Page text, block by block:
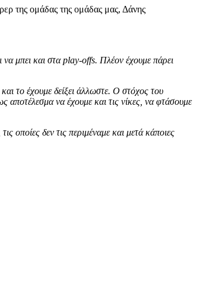
της ομάδας της ομάδας μας, Δάνης
να μπει και στα play-offs. Πλέον έχουμε πάρει
το έχουμε δείξει άλλωστε. Ο στόχος του
αποτέλεσμα να έχουμε και τις νίκες, να φτάσουμε
οποίες δεν τις περιμέναμε και μετά κάποιες